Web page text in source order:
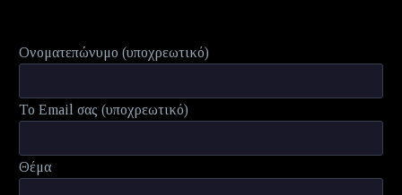
Ονοματεπώνυμο (υποχρεωτικό)
Το Email σας (υποχρεωτικό)
Θέμα